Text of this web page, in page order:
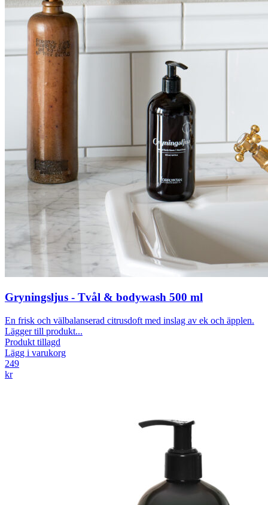
Gryningsljus - Tvål & bodywash 500 ml
En frisk och välbalanserad citrusdoft med inslag av ek och äpplen.
Lägger till produkt...
Produkt tillagd
Lägg i varukorg
249
kr